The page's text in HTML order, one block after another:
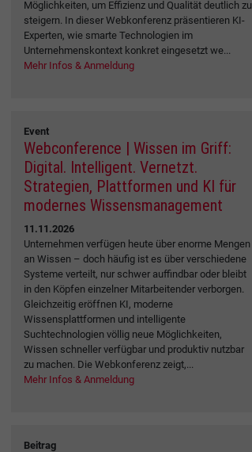
Möglichkeiten, um Effizienz und Qualität deutlich zu
steigern. In dieser Webkonferenz präsentieren KI-
Experten, wie smarte Technologien im
Unternehmenskontext konkret eingesetzt we...
Mehr Infos & Anmeldung
Event
Webconference | Wissen im Griff:
Digital. Intelligent. Vernetzt.
Strategien, Plattformen und KI für
modernes Wissensmanagement
11.11.2026
Unternehmen verfügen heute über enorme Mengen
an Wissen – doch häufig ist es über verschiedene
Systeme verteilt, nur schwer auffindbar oder bleibt
in den Köpfen einzelner Mitarbeitender verborgen.
Gleichzeitig eröffnen KI, moderne
Wissensplattformen und intelligente
Suchtechnologien völlig neue Möglichkeiten,
Wissen schneller verfügbar und produktiv nutzbar
zu machen. Die Webkonferenz zeigt,...
Mehr Infos & Anmeldung
Beitrag